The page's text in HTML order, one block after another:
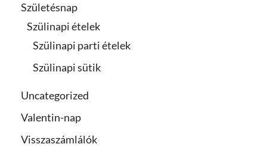
Születésnap
Szülinapi ételek
Szülinapi parti ételek
Szülinapi sütik
Uncategorized
Valentin-nap
Visszaszámlálók